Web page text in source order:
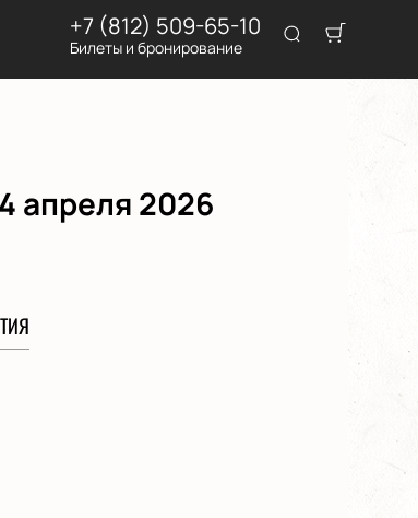
+7 (812) 509-65-10
Билеты и бронирование
апреля 2026